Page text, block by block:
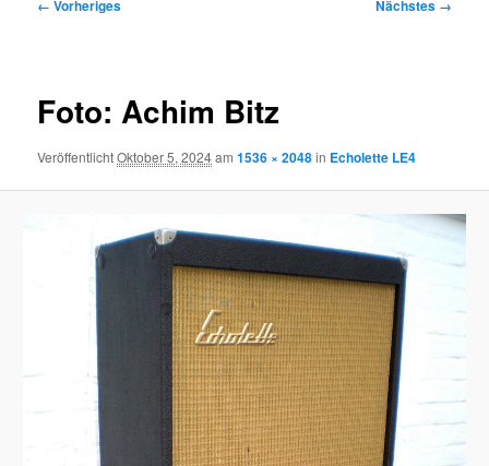
← Vorheriges Nächstes →
Foto: Achim Bitz
VeröffentlichtOktober 5, 2024am1536 × 2048in Echolette LE4